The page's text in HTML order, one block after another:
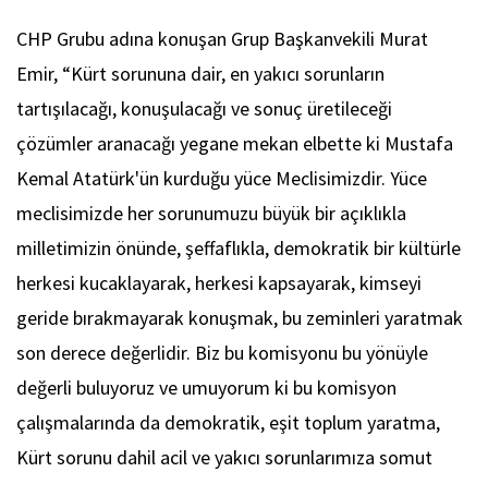
CHP Grubu adına konuşan Grup Başkanvekili Murat
Emir, “Kürt sorununa dair, en yakıcı sorunların
tartışılacağı, konuşulacağı ve sonuç üretileceği
çözümler aranacağı yegane mekan elbette ki Mustafa
Kemal Atatürk'ün kurduğu yüce Meclisimizdir. Yüce
meclisimizde her sorunumuzu büyük bir açıklıkla
milletimizin önünde, şeffaflıkla, demokratik bir kültürle
herkesi kucaklayarak, herkesi kapsayarak, kimseyi
geride bırakmayarak konuşmak, bu zeminleri yaratmak
son derece değerlidir. Biz bu komisyonu bu yönüyle
değerli buluyoruz ve umuyorum ki bu komisyon
çalışmalarında da demokratik, eşit toplum yaratma,
Kürt sorunu dahil acil ve yakıcı sorunlarımıza somut